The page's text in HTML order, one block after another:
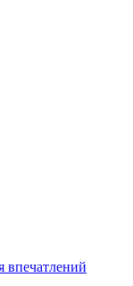
впечатлений